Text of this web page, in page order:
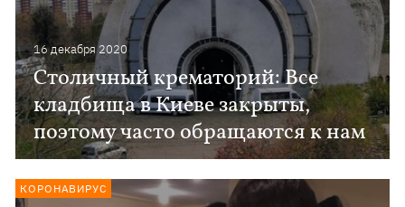
16 декабря 2020
Столичный крематорий: Все
кладбища в Киеве закрыты,
поэтому часто обращаются к нам
КОРОНАВИРУС